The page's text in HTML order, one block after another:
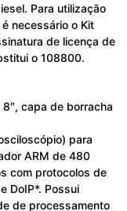
Para utilização
necessário o Kit
de licença de
o 108800.
capa de borracha
para
ARM de 480
com protocolos de
DoIP*. Possui
de processamento